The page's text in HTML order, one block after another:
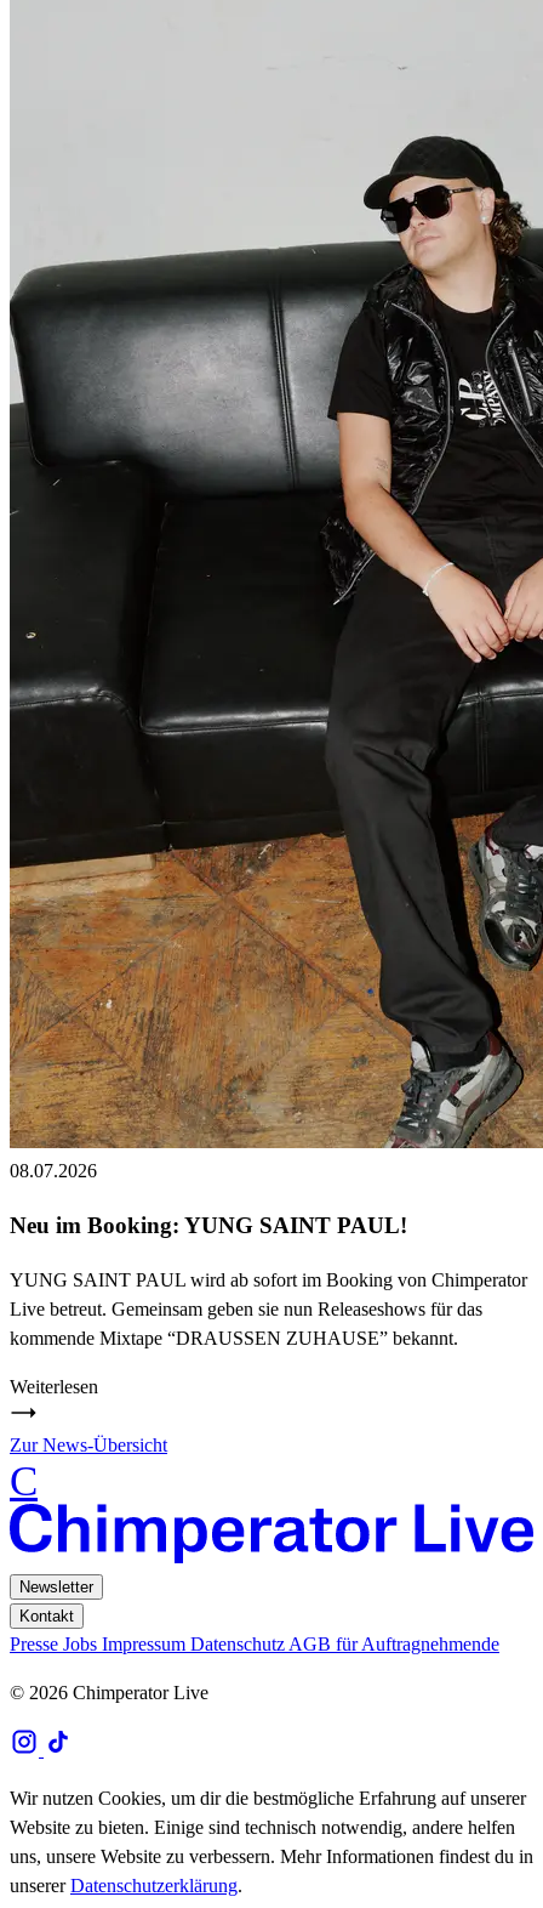
08.07.2026
Neu im Booking: YUNG SAINT PAUL!
YUNG SAINT PAUL wird ab sofort im Booking von Chimperator
Live betreut. Gemeinsam geben sie nun Releaseshows für das
kommende Mixtape “DRAUSSEN ZUHAUSE” bekannt.
Weiterlesen
Zur News-Übersicht
C
Newsletter
Kontakt
Presse Jobs Impressum Datenschutz AGB für Auftragnehmende
© 2026 Chimperator Live
Wir nutzen Cookies, um dir die bestmögliche Erfahrung auf unserer
Website zu bieten. Einige sind technisch notwendig, andere helfen
uns, unsere Website zu verbessern. Mehr Informationen findest du in
unsererDatenschutzerklärung.